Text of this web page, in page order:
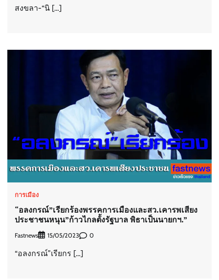
สงขลา-“นิ […]
การเมือง
“อลงกรณ์”เรียกร้องพรรคการเมืองและสว.เคารพเสียง
ประชาชนหนุน”ก้าวไกลตั้งรัฐบาล พิธาเป็นนายกฯ.”
Fastnews 15/05/2023 0
“อลงกรณ์”เรียกร […]